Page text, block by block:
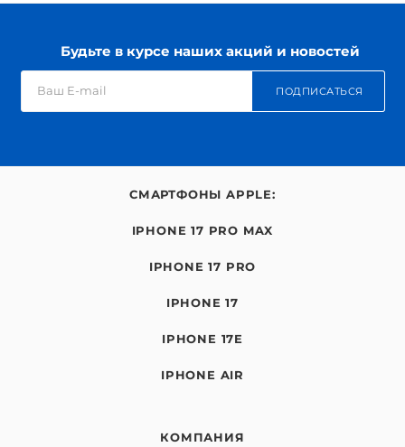
Будьте в курсе наших акций и новостей
ПОДПИСАТЬСЯ
СМАРТФОНЫ APPLE:
IPHONE 17 PRO MAX
IPHONE 17 PRO
IPHONE 17
IPHONE 17E
IPHONE AIR
КОМПАНИЯ